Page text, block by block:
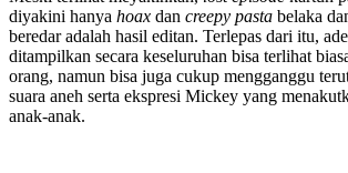
diyakini hanya hoax dan creepy pasta belaka
beredar adalah hasil editan. Terlepas dari itu,
ditampilkan secara keseluruhan bisa terlihat
orang, namun bisa juga cukup mengganggu
suara aneh serta ekspresi Mickey yang
anak-anak.